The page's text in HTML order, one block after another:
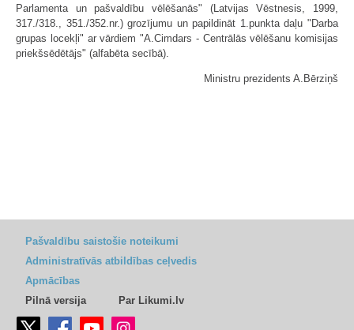
Parlamenta un pašvaldību vēlēšanās" (Latvijas Vēstnesis, 1999,
317./318., 351./352.nr.) grozījumu un papildināt 1.punkta daļu "Darba
grupas locekļi" ar vārdiem "A.Cimdars - Centrālās vēlēšanu komisijas
priekšsēdētājs" (alfabēta secībā).
Ministru prezidents A.Bērziņš
Pašvaldību saistošie noteikumi
Administratīvās atbildības ceļvedis
Apmācības
Pilnā versija
Par Likumi.lv